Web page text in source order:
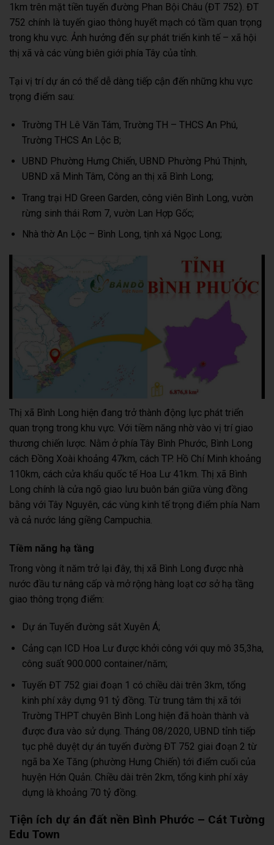
1km trên mặt tiền tuyến đường Phan Bội Châu (ĐT 752). ĐT
752 chính là tuyến giao thông huyết mạch có tầm quan trọng
trong khu vực. Ảnh hưởng đến sự phát triển kinh tế – xã hội
thị xã và các vùng biên giới phía Tây của tỉnh.
Tại vị trí dự án có thể dễ dàng tiếp cận đến những khu vực
trọng điểm sau:
Trường TH Lê Văn Tám, Trường TH – THCS An Phú,
Trường THCS An Lộc B;
UBND Phường Hưng Chiến, UBND Phường Phú Thịnh,
UBND xã Minh Tâm, Công an thị xã Bình Long;
Trang trại HD Green Garden, công viên Bình Long, vườn
rừng sinh thái Rơm 7, vườn Lan Hợp Gốc;
Nhà thờ An Lộc – Bình Long, tịnh xá Ngọc Long;
Thị xã Bình Long hiện đang trở thành động lực phát triển
quan trọng trong khu vực. Với tiềm năng nhờ vào vị trí giao
thương chiến lược. Nằm ở phía Tây Bình Phước, Bình Long
cách Đồng Xoài khoảng 47km, cách TP. Hồ Chí Minh khoảng
110km, cách cửa khẩu quốc tế Hoa Lư 41km. Thị xã Bình
Long chính là cửa ngõ giao lưu buôn bán giữa vùng đồng
bằng với Tây Nguyên, các vùng kinh tế trọng điểm phía Nam
và cả nước láng giềng Campuchia.
Tiềm năng hạ tầng
Trong vòng ít năm trở lại đây, thị xã Bình Long được nhà
nước đầu tư nâng cấp và mở rộng hàng loạt cơ sở hạ tầng
giao thông trọng điểm:
Dự án Tuyến đường sắt Xuyên Á;
Cảng cạn ICD Hoa Lư được khởi công với quy mô 35,3ha,
công suất 900.000 container/năm;
Tuyến ĐT 752 giai đoạn 1 có chiều dài trên 3km, tổng
kinh phí xây dựng 91 tỷ đồng. Từ trung tâm thị xã tới
Trường THPT chuyên Bình Long hiện đã hoàn thành và
được đưa vào sử dụng. Tháng 08/2020, UBND tỉnh tiếp
tục phê duyệt dự án tuyến đường ĐT 752 giai đoạn 2 từ
ngã ba Xe Tăng (phường Hưng Chiến) tới điểm cuối của
huyện Hớn Quản. Chiều dài trên 2km, tổng kinh phí xây
dựng là khoảng 70 tỷ đồng.
Tiện ích dự án đất nền Bình Phước – Cát Tường
Edu Town